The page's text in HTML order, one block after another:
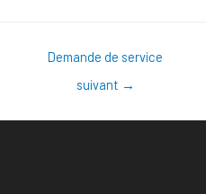
Demande de service
suivant →